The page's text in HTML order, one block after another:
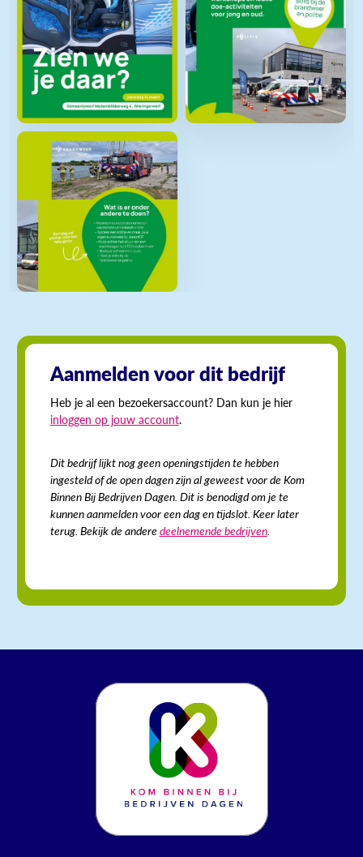
Aanmelden voor dit bedrijf
Heb je al een bezoekersaccount? Dan kun je hier
inloggen op jouw account.
Dit bedrijf lijkt nog geen openingstijden te hebben
ingesteld of de open dagen zijn al geweest voor de Kom
Binnen Bij Bedrijven Dagen. Dit is benodigd om je te
kunnen aanmelden voor een dag en tijdslot. Keer later
terug. Bekijk de anderedeelnemende bedrijven.